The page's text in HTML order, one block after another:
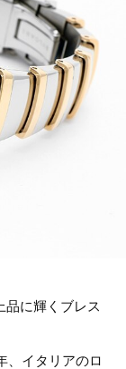
品に輝くブレス
、イタリアのロ